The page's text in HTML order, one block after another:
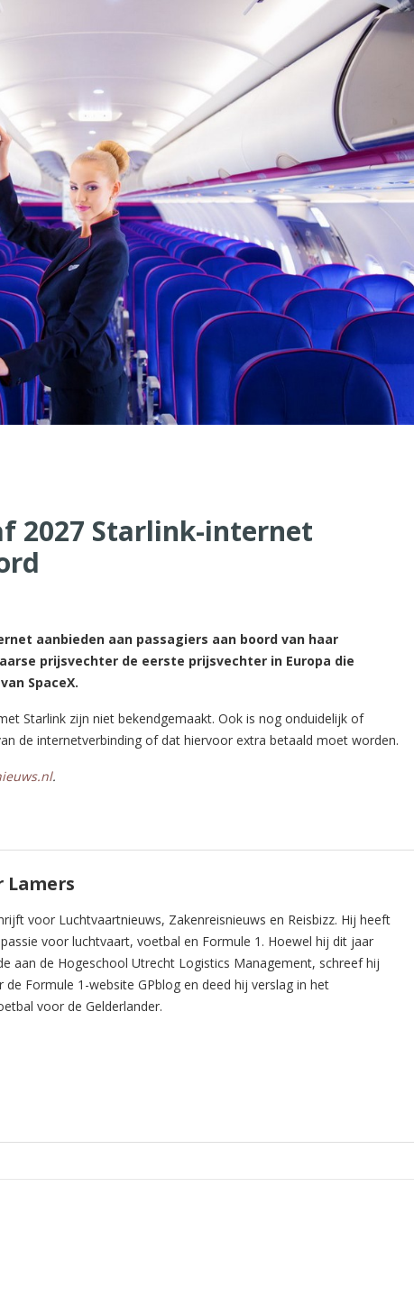
2027 Starlink-internet
aanbieden aan passagiers aan boord van haar
prijsvechter de eerste prijsvechter in Europa die
SpaceX.
Starlink zijn niet bekendgemaakt. Ook is nog onduidelijk of
de internetverbinding of dat hiervoor extra betaald moet worden.
.
Lamers
voor Luchtvaartnieuws, Zakenreisnieuws en Reisbizz. Hij heeft
voor luchtvaart, voetbal en Formule 1. Hoewel hij dit jaar
aan de Hogeschool Utrecht Logistics Management, schreef hij
de Formule 1-website GPblog en deed hij verslag in het
voor de Gelderlander.